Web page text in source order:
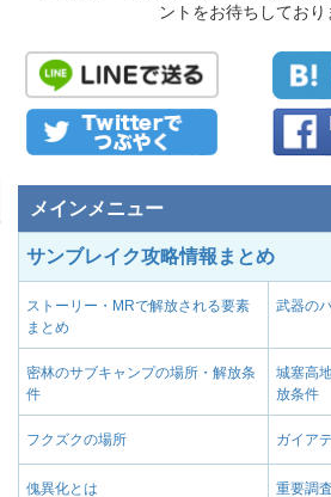
ントをお待ちしており
メインメニュー
サンブレイク攻略情報まとめ
ストーリー・MRで解放される要素
まとめ
武器の
密林のサブキャンプの場所・解放条
件
城塞高
放条件
フクズクの場所 ガイア
傀異化とは 重要調